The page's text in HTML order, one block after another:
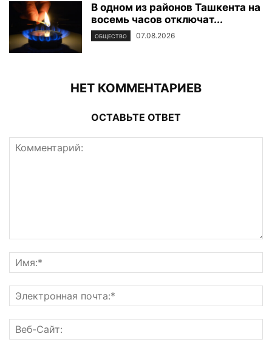
В одном из районов Ташкента на
восемь часов отключат...
ОБЩЕСТВО 07.08.2026
НЕТ КОММЕНТАРИЕВ
ОСТАВЬТЕ ОТВЕТ